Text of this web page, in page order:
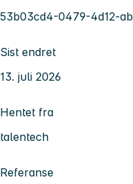
53b03cd4-0479-4d12-
Sist endret
13. juli 2026
Hentet fra
talentech
Referanse